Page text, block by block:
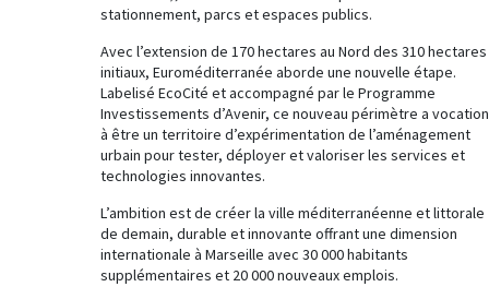
stationnement, parcs et espaces publics.
Avec l’extension de 170 hectares au Nord des 310 hectares
initiaux, Euroméditerranée aborde une nouvelle étape.
Labelisé EcoCité et accompagné par le Programme
Investissements d’Avenir, ce nouveau périmètre a vocation
à être un territoire d’expérimentation de l’aménagement
urbain pour tester, déployer et valoriser les services et
technologies innovantes.
L’ambition est de créer la ville méditerranéenne et littorale
de demain, durable et innovante offrant une dimension
internationale à Marseille avec 30 000 habitants
supplémentaires et 20 000 nouveaux emplois.